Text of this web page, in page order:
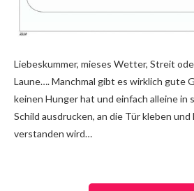
Liebeskummer, mieses Wetter, Streit
Laune…. Manchmal gibt es wirklich gute
keinen Hunger hat und einfach alleine in
Schild ausdrucken, an die Tür kleben und
verstanden wird…